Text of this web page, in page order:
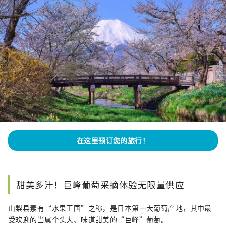
在这里预订您的旅行！
甜美多汁！巨峰葡萄采摘体验无限量供应
山梨县素有“水果王国”之称，是日本第一大葡萄产地，其中最
受欢迎的当属个头大、味道甜美的“巨峰”葡萄。